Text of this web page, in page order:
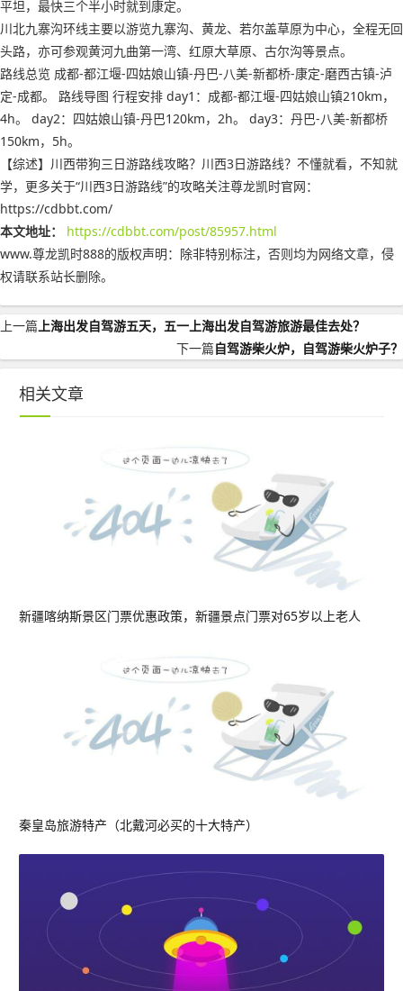
平坦，最快三个半小时就到康定。
川北九寨沟环线主要以游览九寨沟、黄龙、若尔盖草原为中心，全程无回
头路，亦可参观黄河九曲第一湾、红原大草原、古尔沟等景点。
路线总览 成都-都江堰-四姑娘山镇-丹巴-八美-新都桥-康定-磨西古镇-泸
定-成都。 路线导图 行程安排 day1：成都-都江堰-四姑娘山镇210km，
4h。 day2：四姑娘山镇-丹巴120km，2h。 day3：丹巴-八美-新都桥
150km，5h。
【综述】川西带狗三日游路线攻略？川西3日游路线？不懂就看，不知就
学，更多关于“川西3日游路线”的攻略关注尊龙凯时官网：
https://cdbbt.com/
本文地址：
https://cdbbt.com/post/85957.html
www.尊龙凯时888的版权声明： 除非特别标注，否则均为网络文章，侵
权请联系站长删除。
上一篇上海出发自驾游五天，五一上海出发自驾游旅游最佳去处？
下一篇自驾游柴火炉，自驾游柴火炉子？
相关文章
新疆喀纳斯景区门票优惠政策，新疆景点门票对65岁以上老人
秦皇岛旅游特产（北戴河必买的十大特产）